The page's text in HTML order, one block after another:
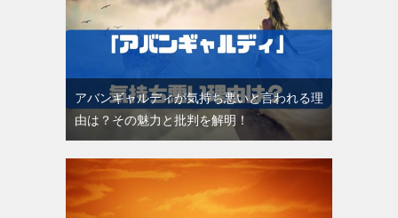
アバンギャルディが気持ち悪いと言われる理
由は？その魅力と批判を解明！